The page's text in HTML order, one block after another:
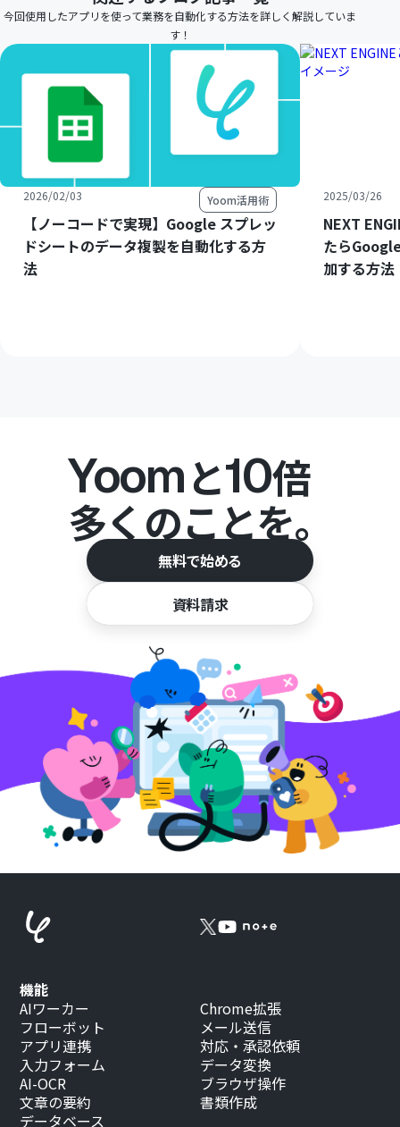
今回使用したアプリを使って業務を自動化する方法を詳しく解説していま
す！
2026/02/03 Yoom活用術
【ノーコードで実現】Google スプレッ
ドシートのデータ複製を自動化する方
法
2025/03/26
NEXT
たら
加する方法
Yoomと10倍
多くのことを。
無料で始める
資料請求
機能
AIワーカー
フローボット
アプリ連携
入力フォーム
AI-OCR
文章の要約
データベース
Chrome拡張
メール送信
対応・承認依頼
データ変換
ブラウザ操作
書類作成